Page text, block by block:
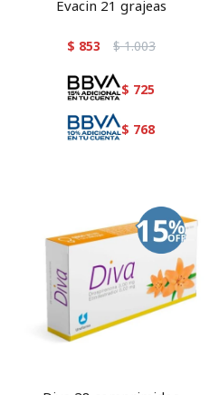
Evacin 21 grajeas
$ 853 $ 1.003
$ 725
$ 768